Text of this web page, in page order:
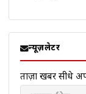
न्यूज़लेटर
ताज़ा खबरें सीधे